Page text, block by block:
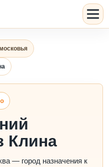
Клина
— город назначения к